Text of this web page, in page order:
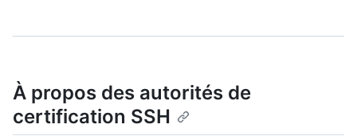
À propos des autorités de
certification SSH